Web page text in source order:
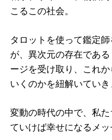
こるこの社会。
タロットを使って鑑定
が、異次元の存在であ
ージを受け取り、これ
いくのかを紐解いていき
変動の時代の中で、私
ていけば幸せになるメッ